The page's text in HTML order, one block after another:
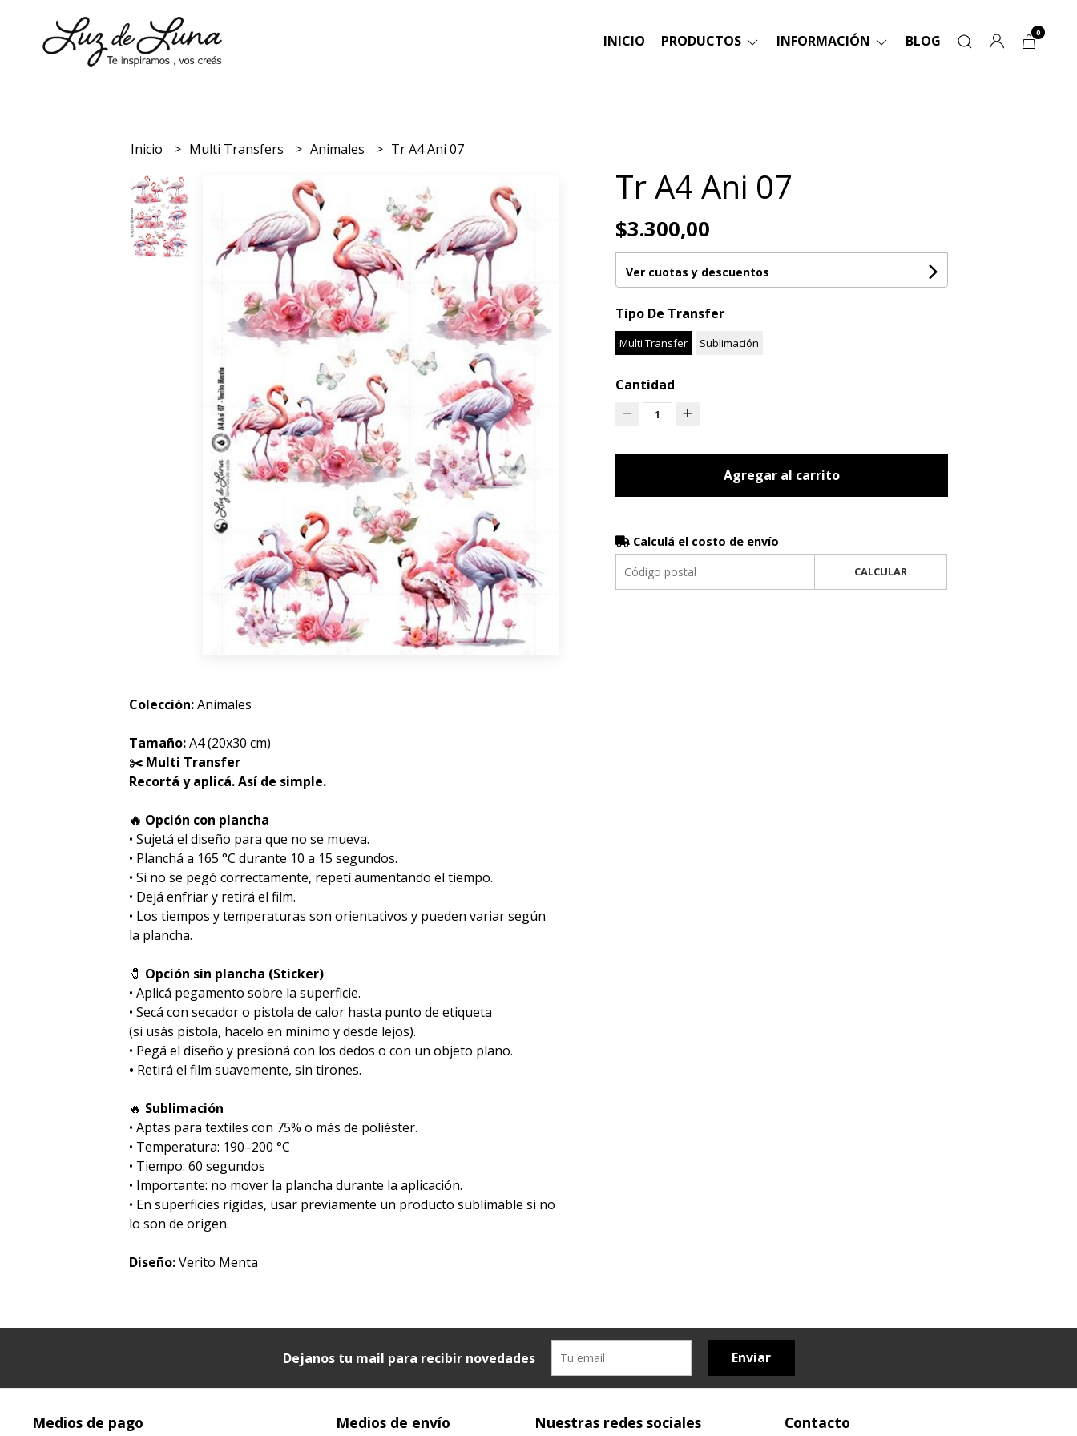
INICIO PRODUCTOS INFORMACIÓN BLOG 0
Inicio Multi Transfers Animales Tr A4 Ani 07
Colección:Animales
Tamaño:A4 (20x30 cm)
✂️ Multi Transfer
Recortá y aplicá. Así de simple.
🔥 Opción con plancha
• Sujetá el diseño para que no se mueva.
• Planchá a 165 °C durante 10 a 15 segundos.
• Si no se pegó correctamente, repetí aumentando el tiempo.
• Dejá enfriar y retirá el film.
• Los tiempos y temperaturas son orientativos y pueden variar según
la plancha.
🧷 Opción sin plancha (Sticker)
• Aplicá pegamento sobre la superficie.
• Secá con secador o pistola de calor hasta punto de etiqueta
(si usás pistola, hacelo en mínimo y desde lejos).
• Pegá el diseño y presioná con los dedos o con un objeto plano.
• Retirá el film suavemente, sin tirones.
🔥 Sublimación
•⁠ ⁠Aptas para textiles con 75% o más de poliéster.
•⁠ ⁠Temperatura: 190–200 °C
•⁠ ⁠Tiempo: 60 segundos
•⁠ ⁠Importante: no mover la plancha durante la aplicación.
• En superficies rígidas, usar previamente un producto sublimable si no
lo son de origen.
Diseño:Verito Menta
Tr A4 Ani 07
$3.300,00
Ver cuotas y descuentos
Tipo De Transfer
Multi Transfer Sublimación
Cantidad
1
Agregar al carrito
Calculá el costo de envío
CALCULAR
Dejanos tu mail para recibir novedades Enviar
Medios de pago Medios de envío Nuestras redes sociales Contacto